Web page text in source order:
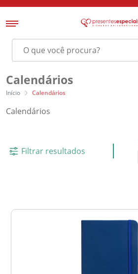
Calendários
Início Calendários
Calendários
Filtrar resultados